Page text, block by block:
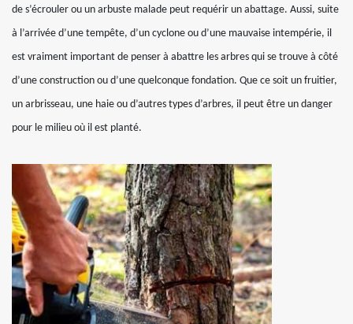
de s’écrouler ou un arbuste malade peut requérir un abattage. Aussi, suite
à l’arrivée d’une tempête, d’un cyclone ou d’une mauvaise intempérie, il
est vraiment important de penser à abattre les arbres qui se trouve à côté
d’une construction ou d’une quelconque fondation. Que ce soit un fruitier,
un arbrisseau, une haie ou d’autres types d’arbres, il peut être un danger
pour le milieu où il est planté.